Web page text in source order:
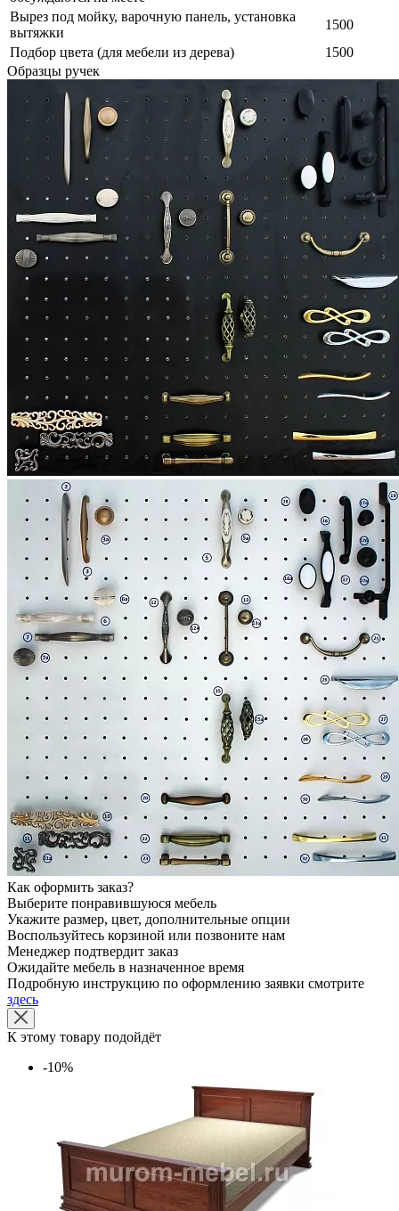
Вырез под мойку, варочную панель, установка
вытяжки
1500
Подбор цвета (для мебели из дерева)
1500
Образцы ручек
Как оформить заказ?
Выберите понравившуюся мебель
Укажите размер, цвет, дополнительные опции
Воспользуйтесь корзиной или позвоните нам
Менеджер подтвердит заказ
Ожидайте мебель в назначенное время
Подробную инструкцию по оформлению заявки смотрите
здесь
К этому товару подойдёт
-10%